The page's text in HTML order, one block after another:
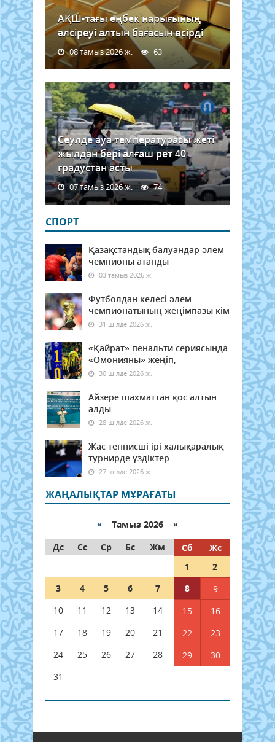
АҚШ-тағы еңбек нарығының
әлсіреуі алтын бағасын өсірді
08 тамыз 2026 ж. 63
Сеулде ауа температурасы жеті
жылдан бері алғаш рет 40
градустан асты
07 тамыз 2026 ж. 74
СПОРТ
Қазақстандық балуандар әлем
чемпионы атанды
03 тамыз 2026 ж.
Футболдан келесі әлем
чемпионатының жеңімпазы кім
31 шілде 2026 ж.
«Қайрат» пенальти сериясында
«Омонияны» жеңіп,
30 шілде 2026 ж.
Айзере шахматтан қос алтын
алды
28 шілде 2026 ж.
Жас теннисші ірі халықаралық
турнирде үздіктер
27 шілде 2026 ж.
ЖАҢАЛЫҚТАР МҰРАҒАТЫ
« Тамыз 2026 »
Дс
Сс Ср Бс Жм Сб
Жс
1
2
3
4 5 6 7 8
9
10
11 12 13 14 15
16
17
18 19 20 21 22
23
24
25 26 27 28 29
30
31